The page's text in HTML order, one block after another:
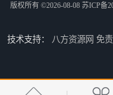
版权所有 ©2026-08-08 苏ICP备
技术支持： 八方资源网 免